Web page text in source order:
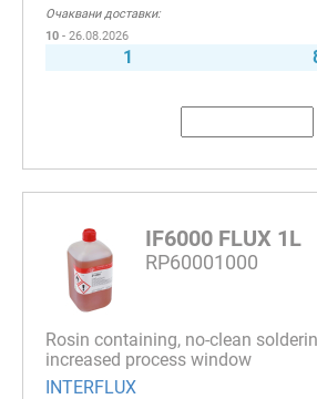
Очаквани доставки:
10 - 26.08.2026
1
IF6000 FLUX 1L
RP60001000
Rosin containing, no-clean
increased process window
INTERFLUX